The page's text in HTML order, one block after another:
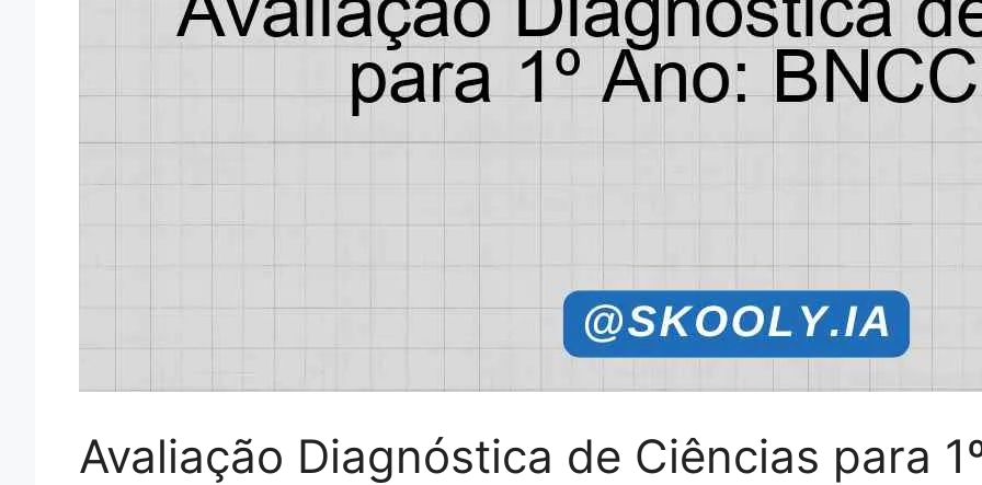
Avaliação Diagnóstica de Ciências para